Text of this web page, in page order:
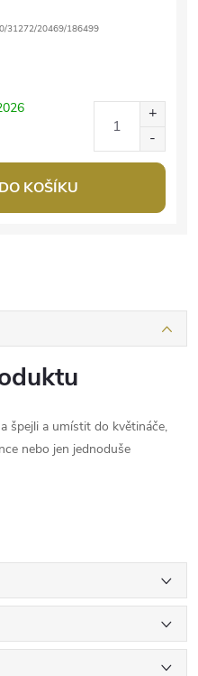
31272/20469/186499
KOŠÍKU
špejli a umístit do květináče,
nebo jen jednoduše